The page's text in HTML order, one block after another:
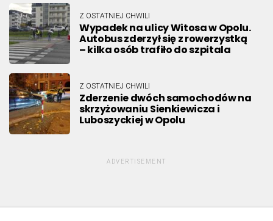
Z OSTATNIEJ CHWILI
Wypadek na ulicy Witosa w Opolu.
Autobus zderzył się z rowerzystką
– kilka osób trafiło do szpitala
Z OSTATNIEJ CHWILI
Zderzenie dwóch samochodów na
skrzyżowaniu Sienkiewicza i
Luboszyckiej w Opolu
ADVERTISEMENT